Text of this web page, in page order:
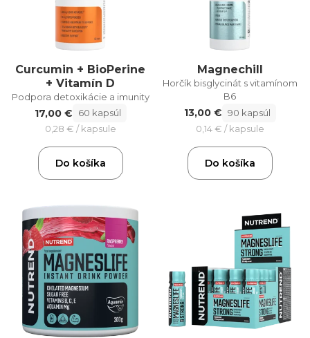
Curcumin + BioPerine
+ Vitamín D
Podpora detoxikácie a imunity
17,00 €
60 kapsúl
0,28 € / kapsule
Do košíka
Magnechill
Horčík bisglycinát s vitamínom
B6
13,00 € 90 kapsúl
0,14 € / kapsule
Do košíka